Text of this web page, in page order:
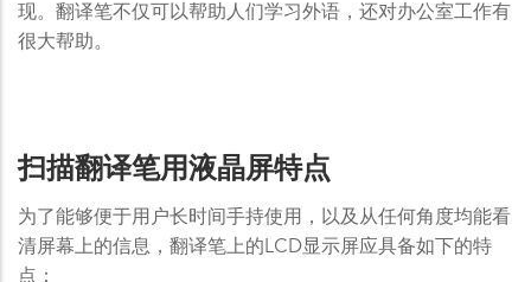
现。翻译笔不仅可以帮助人们学习外语，还对办公室工作有
很大帮助。
扫描翻译笔用液晶屏特点
为了能够便于用户长时间手持使用，以及从任何角度均能看
清屏幕上的信息，翻译笔上的LCD显示屏应具备如下的特
点：